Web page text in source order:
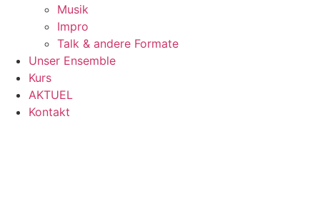
Musik
Impro
Talk & andere Formate
Unser Ensemble
Kurs
AKTUEL
Kontakt